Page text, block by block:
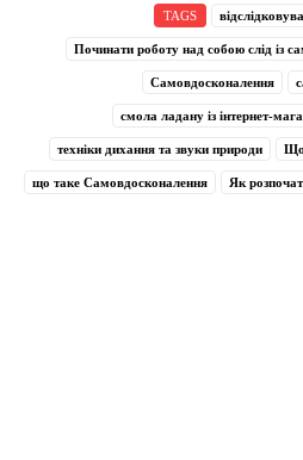
TAGS
Починати роботу над собою слід із
Самовдосконалення
смола ладану із інтернет-
техніки дихання та звуки природи Що
що таке Самовдосконалення Як